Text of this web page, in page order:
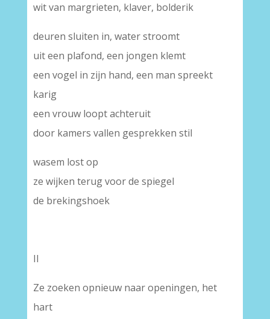
wit van margrieten, klaver, bolderik
deuren sluiten in, water stroomt
uit een plafond, een jongen klemt
een vogel in zijn hand, een man spreekt
karig
een vrouw loopt achteruit
door kamers vallen gesprekken stil
wasem lost op
ze wijken terug voor de spiegel
de brekingshoek
II
Ze zoeken opnieuw naar openingen, het
hart